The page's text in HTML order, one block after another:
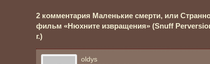
2 комментария Маленькие смерти, или
фильм «Нюхните извращения» (Snuff
г.)
oldys